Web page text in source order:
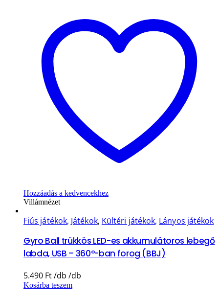
Hozzáadás a kedvencekhez
Villámnézet
Fiús játékok, Játékok, Kültéri játékok, Lányos játékok
Gyro Ball trükkös LED-es akkumulátoros lebegő
labda, USB – 360°-ban forog (BBJ)
5.490 Ft
Kosárba teszem